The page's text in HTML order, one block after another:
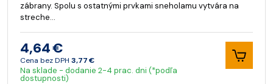
zábrany. Spolu s ostatnými prvkami sneholamu vytvára na
streche…
4,64 €
Cena bez DPH 3,77 €
Na sklade - dodanie 2-4 prac. dni (*podľa
dostupnosti)